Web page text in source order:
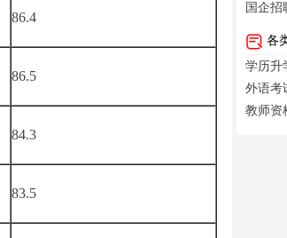
86.4
86.5
84.3
83.5
国企招
各
学历升
外语考
教师资